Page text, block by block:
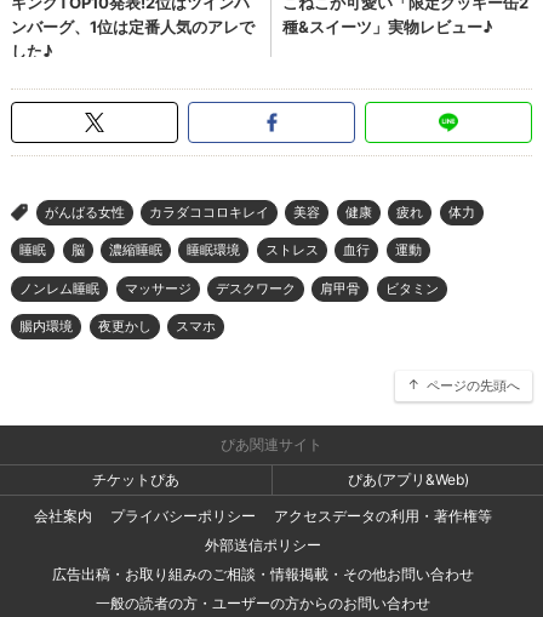
> がんばる女性 カラダココロキレイ 美容 健康 疲れ 体力
睡眠 脳 濃縮睡眠 睡眠環境 ストレス 血行 運動
ノンレム睡眠 マッサージ デスクワーク 肩甲骨 ビタミン
腸内環境 夜更かし スマホ
ページの先頭へ
ぴあ関連サイト
チケットぴあ
ぴあ(アプリ&Web)
会社案内
プライバシーポリシー
アクセスデータの利用・著作権等
外部送信ポリシー
広告出稿・お取り組みのご相談・情報掲載・その他お問い合わせ
一般の読者の方・ユーザーの方からのお問い合わせ